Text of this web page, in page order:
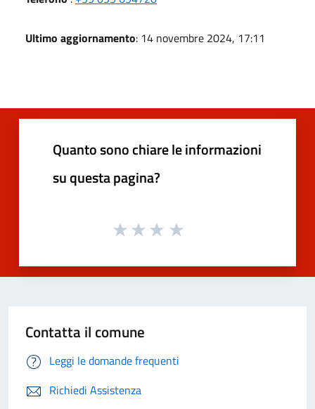
Ultimo aggiornamento: 14 novembre 2024, 17:11
Quanto sono chiare le informazioni
su questa pagina?
Contatta il comune
Leggi le domande frequenti
Richiedi Assistenza